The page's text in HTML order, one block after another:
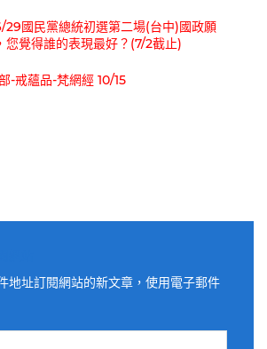
29國民黨總統初選第二場(台中)國政願
您覺得誰的表現最好？(7/2截止)
-戒蘊品-梵網經 10/15
地址訂閱網站的新文章，使用電子郵件